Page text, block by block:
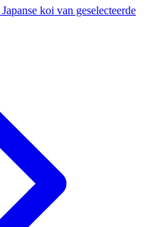
Japanse koi van geselecteerde